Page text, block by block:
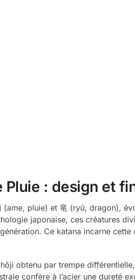
Pluie : design et
(ame, pluie) et 竜 (ryū, dragon),
japonaise, ces créatures
Ce katana incarne
obtenu par trempe
confère à l’acier une dureté